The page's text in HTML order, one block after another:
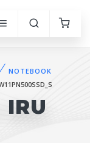
NOTEBOOK
IRU